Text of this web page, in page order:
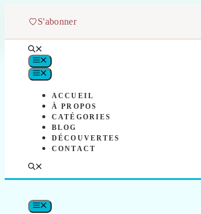
S'abonner
MENU
MENU
ACCUEIL
À PROPOS
CATÉGORIES
BLOG
DÉCOUVERTES
CONTACT
MENU